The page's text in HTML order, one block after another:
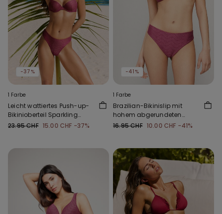
-37%
1 Farbe
Leicht wattiertes Push-up-
Bikinioberteil Sparkling
Touch Mauve
23.95 CHF 15.00 CHF -37%
-41%
1 Farbe
Brazilian-Bikinislip mit
hohem abgerundeten
Beinausschnitt Sparkling
16.95 CHF 10.00 CHF -41%